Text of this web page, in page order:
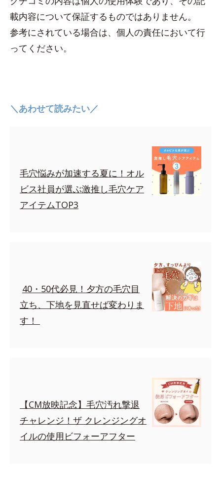
載内容について保証するものではありません。
参考にされている場合は、個人の責任において行
ってください。
＼あわせて読みたい／
毛穴悩みが加速する夏に！オル
ビス社員が選ぶ激推し毛穴ケア
アイテムTOP3
40・50代必見！夕方の毛穴目
立ち、下地を見直せば変わりま
す！
【CM放映記念】毛穴汚れ撃退
チャレンジ！ザ クレンジングオ
イルの使用ビフォーアフター